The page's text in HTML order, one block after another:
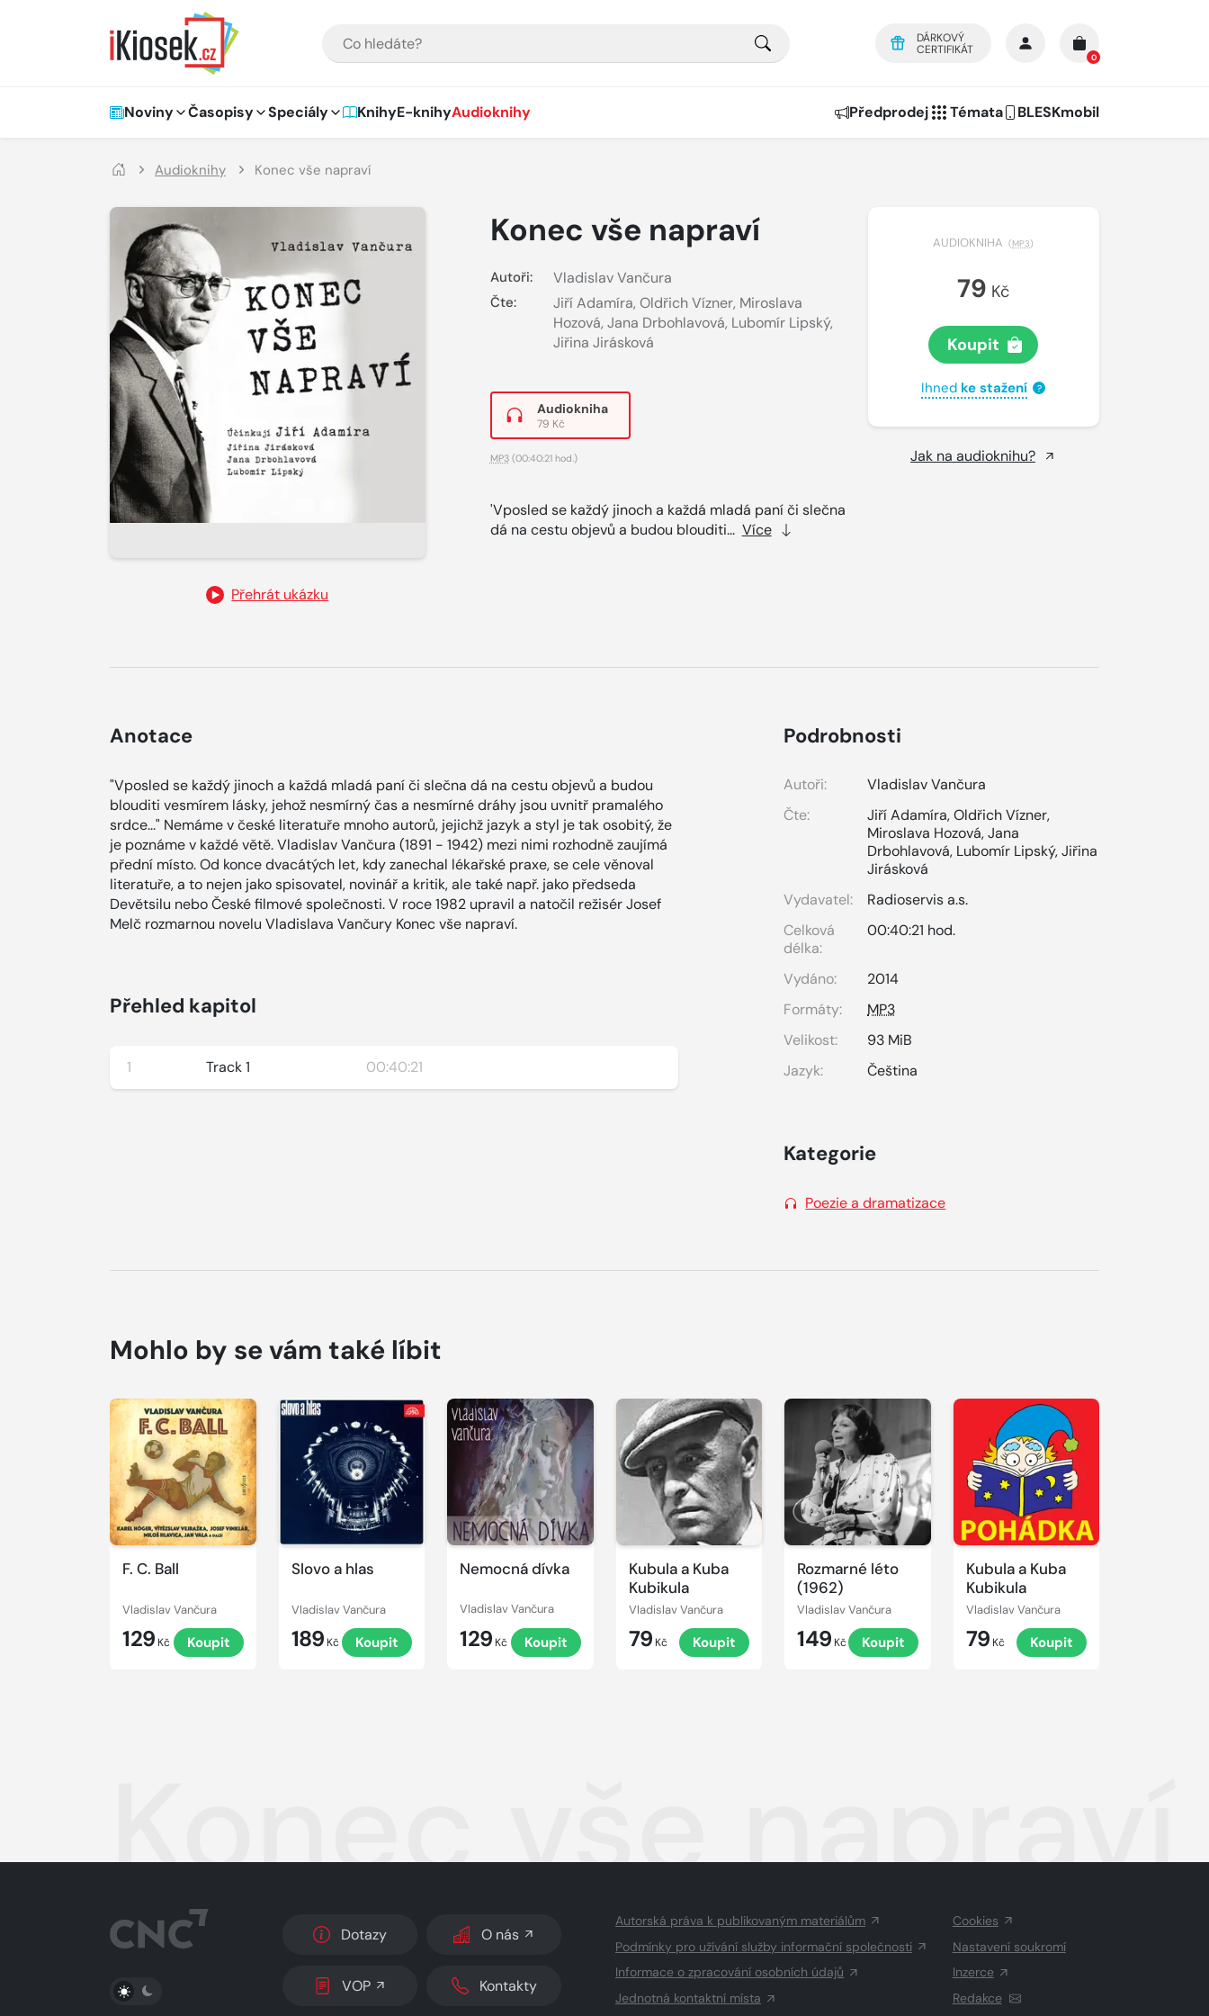
DÁRKOVÝ
CERTIFIKÁT
0
Hlavní navigace
Noviny Časopisy Speciály KnihyE-knihyAudioknihy Předprodej Témata BLESKmobil
Audioknihy Konec vše napraví
Přehrát ukázku
Konec vše napraví
Autoři: Vladislav Vančura
Čte: Jiří Adamíra, Oldřich Vízner, Miroslava
Hozová, Jana Drbohlavová, Lubomír Lipský,
Jiřina Jirásková
Audiokniha
79 Kč
MP3(00:40:21 hod.)
'Vposled se každý jinoch a každá mladá paní či slečna
dá na cestu objevů a budou blouditi... Více
AUDIOKNIHA (MP3)
79 Kč
Koupit
Ihned ke stažení ?
Jak na audioknihu?
Anotace
"Vposled se každý jinoch a každá mladá paní či slečna dá na cestu objevů a budou
blouditi vesmírem lásky, jehož nesmírný čas a nesmírné dráhy jsou uvnitř pramalého
srdce..." Nemáme v české literatuře mnoho autorů, jejichž jazyk a styl je tak osobitý, že
je poznáme v každé větě. Vladislav Vančura (1891 - 1942) mezi nimi rozhodně zaujímá
přední místo. Od konce dvacátých let, kdy zanechal lékařské praxe, se cele věnoval
literatuře, a to nejen jako spisovatel, novinář a kritik, ale také např. jako předseda
Devětsilu nebo České filmové společnosti. V roce 1982 upravil a natočil režisér Josef
Melč rozmarnou novelu Vladislava Vančury Konec vše napraví.
Přehled kapitol
1 Track 1 00:40:21
Podrobnosti
Autoři:
Vladislav Vančura
Čte:
Jiří Adamíra,Oldřich Vízner,
Miroslava Hozová,Jana
Drbohlavová, Lubomír Lipský,Jiřina
Jirásková
Vydavatel:
Radioservis a.s.
Celková
délka:
00:40:21 hod.
Vydáno:
2014
Formáty:
MP3
Velikost:
93 MiB
Jazyk:
Čeština
Kategorie
Poezie a dramatizace
Mohlo by se vám také líbit
F. C. Ball
Vladislav Vančura
129 Kč Koupit
Přehrát
ukázku
Slovo a hlas
Vladislav Vančura
189 Kč Koupit
Přehrát
ukázku
Nemocná dívka
Vladislav Vančura
129 Kč Koupit
Přehrát
ukázku
Kubula a Kuba
Kubikula
Vladislav Vančura
79 Kč Koupit
Přehrát
ukázku
Rozmarné léto
(1962)
Vladislav Vančura
149 Kč Koupit
Přehrát
ukázku
Kubula a Kuba
Kubikula
Vladislav Vančura
79 Kč Koupit
Konec vše napraví
PŘEPNOUT SVĚTLÝ/TMAVÝ REŽIM
Dotazy O nás
VOP Kontakty
Autorská práva k publikovaným materiálům
Podmínky pro užívání služby informační společnosti
Informace o zpracování osobních údajů
Jednotná kontaktní místa
Cookies
Nastavení soukromí
Inzerce
Redakce